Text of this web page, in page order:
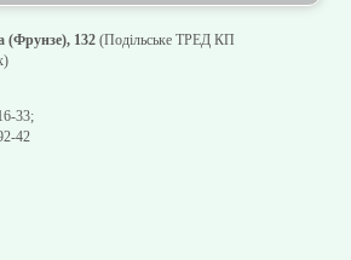
(Фрунзе), 132 (Подільське ТРЕД КП
33;
42